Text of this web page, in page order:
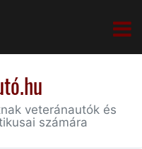
veteránautók és
számára